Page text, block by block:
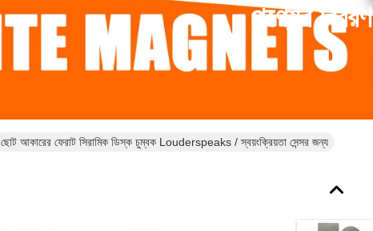
পণ্যের বিবরণ
ছোট আকারের ফেরাট সিরামিক ডিস্ক চুম্বক Louderspeaks / স্বয়ংক্রিয়তা সেন্সর জন্য